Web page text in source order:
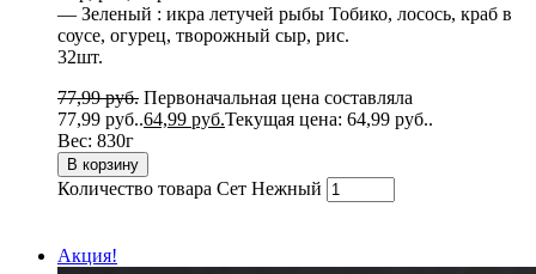
— Зеленый : икра летучей рыбы Тобико, лосось, краб в
соусе, огурец, творожный сыр, рис.
32шт.
77,99руб. Первоначальная цена составляла
77,99 руб..64,99 руб.Текущая цена: 64,99 руб..
Вес: 830г
В корзину
Количество товара Сет Нежный
Акция!